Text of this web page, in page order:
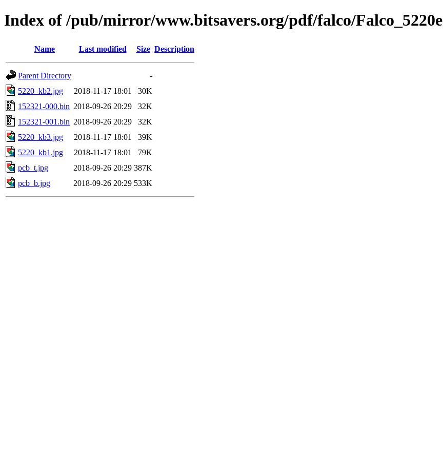
Index of /pub/mirror/www.bitsavers.org/pdf/falco/Falco_5220e
Name Last modified Size Description
Parent Directory
-
5220_kb2.jpg
2018-11-17 18:01
30K
152321-000.bin 2018-09-26 20:29
32K
152321-001.bin 2018-09-26 20:29
32K
5220_kb3.jpg
2018-11-17 18:01
39K
5220_kb1.jpg
2018-11-17 18:01
79K
pcb_t.jpg
2018-09-26 20:29 387K
pcb_b.jpg
2018-09-26 20:29 533K